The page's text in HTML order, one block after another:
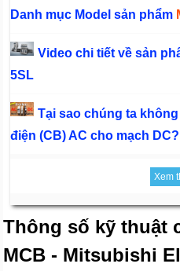
Danh mục Model sản phẩm
Video chi tiết về sản
5SL
Tại sao chúng ta
điện (CB) AC cho mạch DC?
Xem
Thông số kỹ thuật
MCB - Mitsubishi